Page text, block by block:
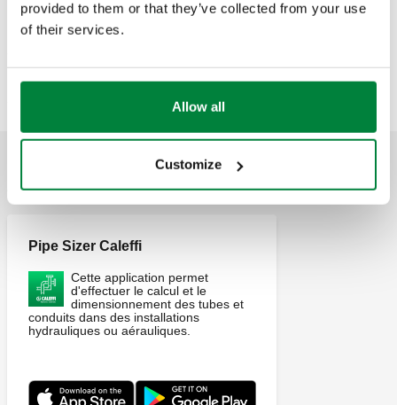
provided to them or that they’ve collected from your use
of their services.
Allow all
Customize
CALEFFI, 255010. Pompe de remplissage installation pour
séries 255, 256, 267, 266, 279 et 278.
CODE EN PHASE D’ANALYSE
APPLICATIONS
Pipe Sizer Caleffi
Cette application permet
d'effectuer le calcul et le
dimensionnement des tubes et
conduits dans des installations
hydrauliques ou aérauliques.